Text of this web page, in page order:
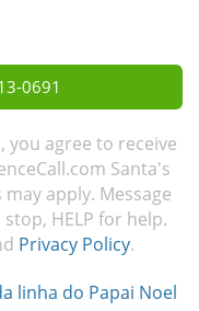
0691
you agree to receive
Santa's
apply. Message
HELP for help.
Privacy Policy.
linha do Papai Noel